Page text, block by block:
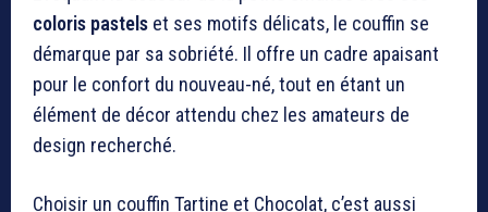
coloris pastels et ses motifs délicats, le couffin se
démarque par sa sobriété. Il offre un cadre apaisant
pour le confort du nouveau-né, tout en étant un
élément de décor attendu chez les amateurs de
design recherché.
Choisir un couffin Tartine et Chocolat, c’est aussi